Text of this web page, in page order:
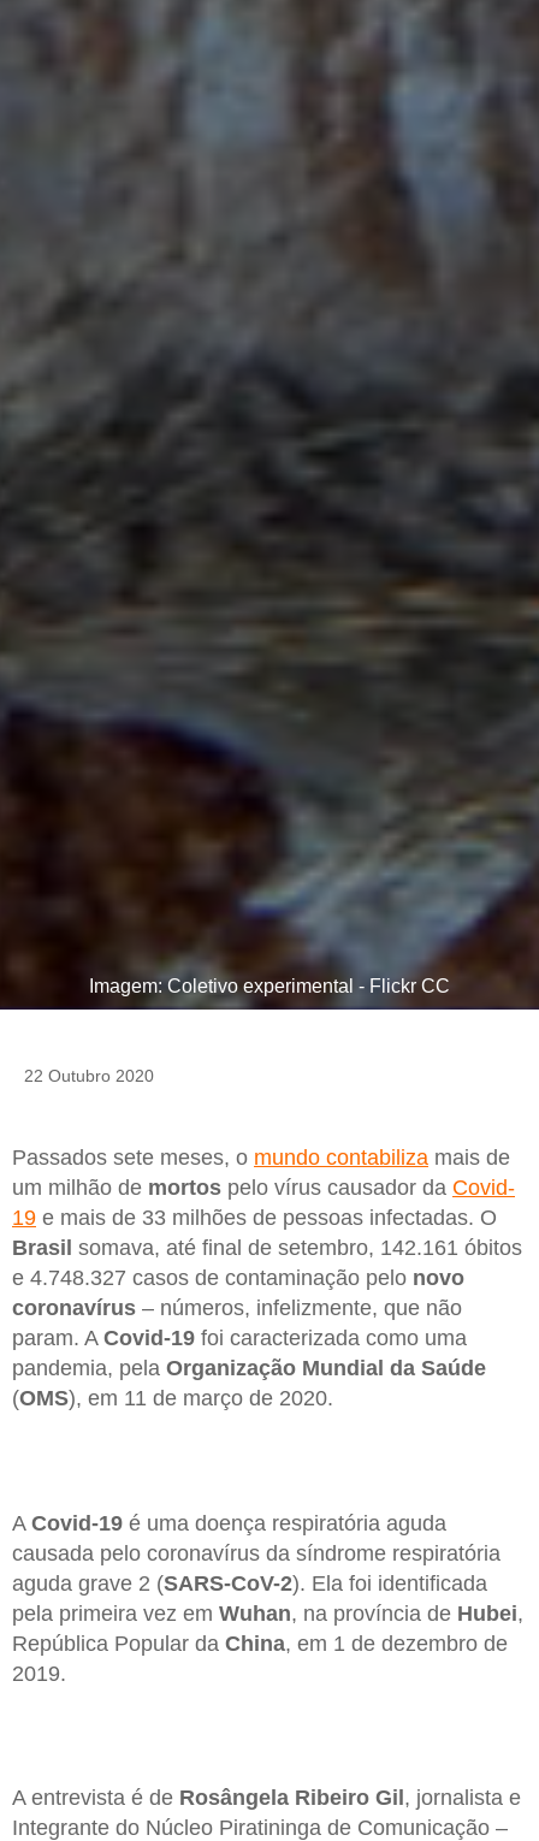
Imagem: Coletivo experimental - Flickr CC
22 Outubro 2020
Passados sete meses, o mundo contabiliza mais de
um milhão de mortos pelo vírus causador da Covid-
19 e mais de 33 milhões de pessoas infectadas. O
Brasil somava, até final de setembro, 142.161 óbitos
e 4.748.327 casos de contaminação pelo novo
coronavírus – números, infelizmente, que não
param. A Covid-19 foi caracterizada como uma
pandemia, pela Organização Mundial da Saúde
(OMS), em 11 de março de 2020.
A Covid-19 é uma doença respiratória aguda
causada pelo coronavírus da síndrome respiratória
aguda grave 2 (SARS-CoV-2). Ela foi identificada
pela primeira vez em Wuhan, na província de Hubei,
República Popular da China, em 1 de dezembro de
2019.
A entrevista é de Rosângela Ribeiro Gil, jornalista e
Integrante do Núcleo Piratininga de Comunicação –